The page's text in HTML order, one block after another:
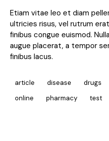
Etiam vitae leo et diam
ultricies risus, vel rutrum
finibus congue euismod.
augue placerat, a tempor
finibus lacus.
article disease drugs
online
pharmacy test